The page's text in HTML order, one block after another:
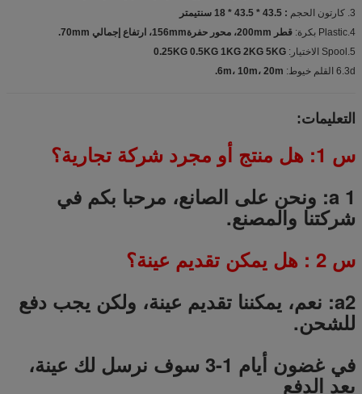
3. كارتون الحجم
: 43.5 * 43.5 * 18 سنتيمتر
4.Plastic بكرة:
قطر 200mm، محور حفرة156mm، ارتفاع إجمالي 70mm.
5.Spool الاختيار:
0.25KG 0.5KG 1KG 2KG 5KG
6.3d القلم خيوط:
6m، 10m، 20m.
التعليمات:
س 1: هل منتج أو مجرد شركة تجارية؟
a 1: ونحن على الصانع، مرحبا بكم في
شركتنا والمصنع.
س 2 : هل يمكن تقديم عينة؟
a2: نعم، يمكننا تقديم عينة، ولكن يجب دفع
للشحن.
في غضون أيام 1-3 سوف نرسل لك عينة،
بعد الدفع